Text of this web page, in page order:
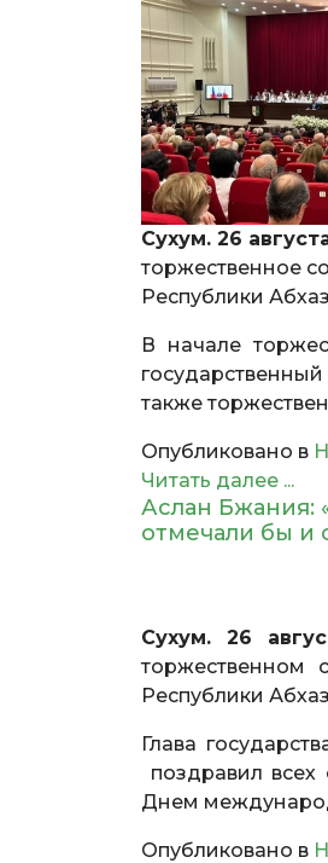
Сухум. 26
торжественное
Республики
В начале
также
Опубликовано в
Читать далее ...
Аслан Бжания:
отмечали бы
Сухум. 26
торжественном
Республики
Глава
поздравил
Днем
Опубликовано в